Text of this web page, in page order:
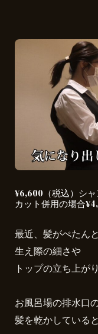
¥6,600（税込）シ
カット併用の場合
最近、髪がぺたん
生え際の細さや
トップの立ち上
お風呂場の排水口
髪を乾かしている